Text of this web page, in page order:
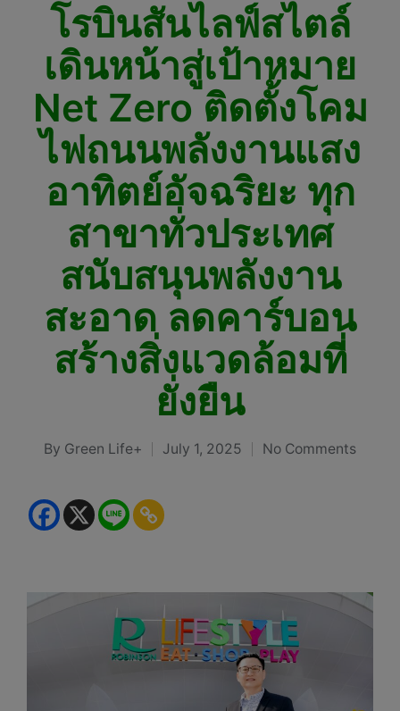
โรบินสันไลฟ์สไตล์
เดินหน้าสู่เป้าหมาย
Net Zero ติดตั้งโคม
ไฟถนนพลังงานแสง
อาทิตย์อัจฉริยะ ทุก
สาขาทั่วประเทศ
สนับสนุนพลังงาน
สะอาด ลดคาร์บอน
สร้างสิ่งแวดล้อมที่
ยั่งยืน
Posted
By Green Life+ July 1, 2025 No Comments